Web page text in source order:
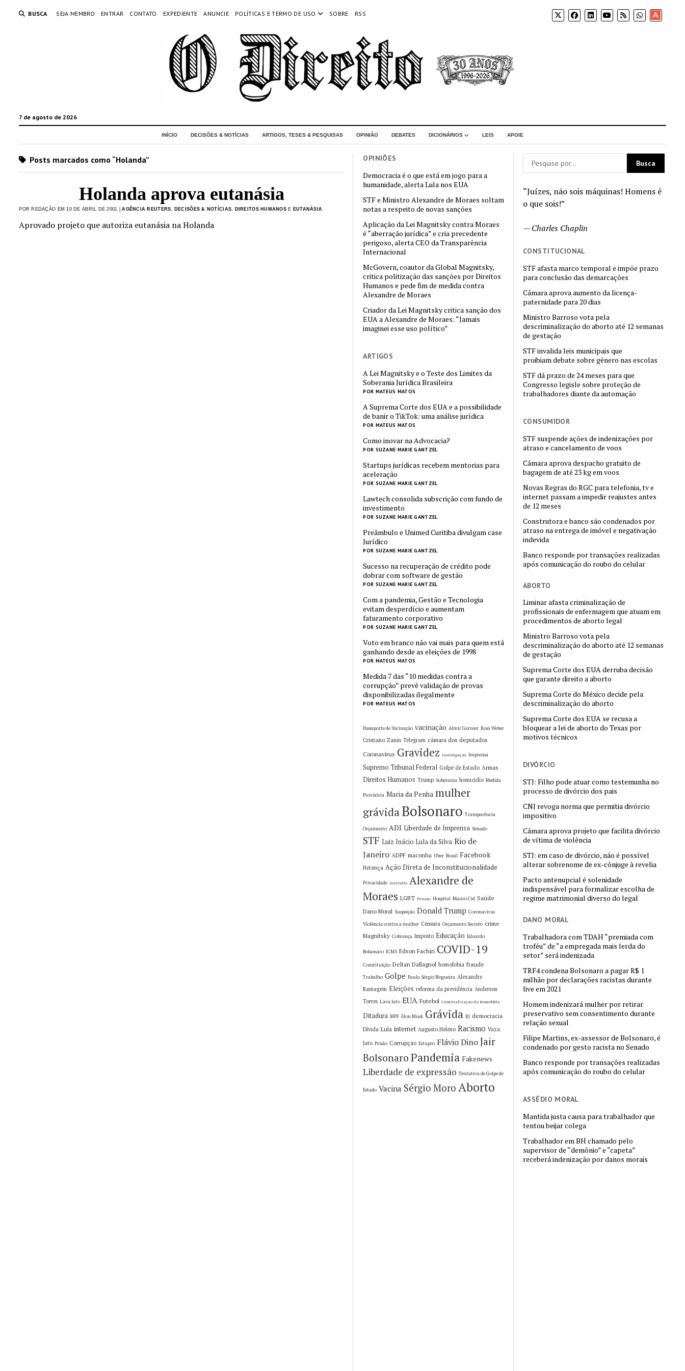
BUSCA SEJA MEMBRO ENTRAR CONTATO EXPEDIENTE ANUNCIE POLÍTICAS E TERMO DE USO SOBRE RSS
Apoia-
se
7 de agosto de 2026
INÍCIO DECISÕES & NOTÍCIAS ARTIGOS, TESES & PESQUISAS OPINIÃO DEBATES DICIONÁRIOS LEIS APOIE
“Juízes, não sois máquinas! Homens é
o que sois!”
— Charles Chaplin
CONSTITUCIONAL
STF afasta marco temporal e impõe prazo
para conclusão das demarcações
Câmara aprova aumento da licença-
paternidade para 20 dias
Ministro Barroso vota pela
descriminalização do aborto até 12 semanas
de gestação
STF invalida leis municipais que
proibiam debate sobre gênero nas escolas
STF dá prazo de 24 meses para que
Congresso legisle sobre proteção de
trabalhadores diante da automação
CONSUMIDOR
STF suspende ações de indenizações por
atraso e cancelamento de voos
Câmara aprova despacho gratuito de
bagagem de até 23 kg em voos
Novas Regras do RGC para telefonia, tv e
internet passam a impedir reajustes antes
de 12 meses
Construtora e banco são condenados por
atraso na entrega de imóvel e negativação
indevida
Banco responde por transações realizadas
após comunicação do roubo do celular
ABORTO
Liminar afasta criminalização de
profissionais de enfermagem que atuam em
procedimentos de aborto legal
Ministro Barroso vota pela
descriminalização do aborto até 12 semanas
de gestação
Suprema Corte dos EUA derruba decisão
que garante direito a aborto
Suprema Corte do México decide pela
descriminalização do aborto
Suprema Corte dos EUA se recusa a
bloquear a lei de aborto do Texas por
motivos técnicos
DIVÓRCIO
STJ: Filho pode atuar como testemunha no
processo de divórcio dos pais
CNJ revoga norma que permitia divórcio
impositivo
Câmara aprova projeto que facilita divórcio
de vítima de violência
STJ: em caso de divórcio, não é possível
alterar sobrenome de ex-cônjuge à revelia
Pacto antenupcial é solenidade
indispensável para formalizar escolha de
regime matrimonial diverso do legal
DANO MORAL
Trabalhadora com TDAH “premiada com
troféu” de “a empregada mais lerda do
setor” será indenizada
TRF4 condena Bolsonaro a pagar R$ 1
milhão por declarações racistas durante
live em 2021
Homem indenizará mulher por retirar
preservativo sem consentimento durante
relação sexual
Filipe Martins, ex-assessor de Bolsonaro, é
condenado por gesto racista no Senado
Banco responde por transações realizadas
após comunicação do roubo do celular
ASSÉDIO MORAL
Mantida justa causa para trabalhador que
tentou beijar colega
Trabalhador em BH chamado pelo
supervisor de “demônio” e “capeta”
receberá indenização por danos morais
Posts marcados como “Holanda”
Holanda aprova eutanásia
POR REDAÇÃO EM 10 DE ABRIL DE 2001 |AGÊNCIA REUTERS, DECISÕES & NOTÍCIAS, DIREITOS HUMANOSE EUTANÁSIA
Aprovado projeto que autoriza eutanásia na Holanda
OPINIÕES
Democracia é o que está em jogo para a
humanidade, alerta Lula nos EUA
STF e Ministro Alexandre de Moraes soltam
notas a respeito de novas sanções
Aplicação da Lei Magnitsky contra Moraes
é “aberração jurídica” e cria precedente
perigoso, alerta CEO da Transparência
Internacional
McGovern, coautor da Global Magnitsky,
critica politização das sanções por Direitos
Humanos e pede fim de medida contra
Alexandre de Moraes
Criador da Lei Magnitsky critica sanção dos
EUA a Alexandre de Moraes: “Jamais
imaginei esse uso político”
ARTIGOS
A Lei Magnitsky e o Teste dos Limites da
Soberania Jurídica Brasileira
POR MATEUS MATOS
A Suprema Corte dos EUA e a possibilidade
de banir o TikTok: uma análise jurídica
POR MATEUS MATOS
Como inovar na Advocacia?
POR SUZANE MARIE GANTZEL
Startups jurídicas recebem mentorias para
aceleração
POR SUZANE MARIE GANTZEL
Lawtech consolida subscrição com fundo de
investimento
POR SUZANE MARIE GANTZEL
Preâmbulo e Unimed Curitiba divulgam case
Jurídico
POR SUZANE MARIE GANTZEL
Sucesso na recuperação de crédito pode
dobrar com software de gestão
POR SUZANE MARIE GANTZEL
Com a pandemia, Gestão e Tecnologia
evitam desperdício e aumentam
faturamento corporativo
POR SUZANE MARIE GANTZEL
Voto em branco não vai mais para quem está
ganhando desde as eleições de 1998
POR MATEUS MATOS
Medida 7 das “10 medidas contra a
corrupção” prevê validação de provas
disponibilizadas ilegalmente
POR MATEUS MATOS
Passaporte de Vacinação vacinação Almir Garnier Rosa Weber
Cristiano Zanin Telegram câmara dos deputados
Coronavírus Gravidez investigação Imprensa
Supremo Tribunal Federal Golpe de Estado Armas
Direitos Humanos Trump Soberania homicídio Medida
Provisória Maria da Penha mulher
grávida Bolsonaro Transparência
Orçamento ADI Liberdade de Imprensa Senado
STF Luiz Inácio Lula da Silva Rio de
Janeiro ADPF maconha Uber Brasil Facebook
Herança Ação Direta de Inconstitucionalidade
Privacidade Incêndio Alexandre de
Moraes LGBT Pensão Hospital Mauro Cid Saúde
Dano Moral Suspeição Donald Trump Coronavirus
Violência contra a mulher Censura Orçamento Secreto crime
Magnitsky Cobrança Imposto Educação Eduardo
Bolsonaro ICMS Edson Fachin COVID-19
Constituição Deltan Dallagnol homofobia fraude
Trabalho Golpe Paulo Sérgio Nogueira Alexandre
Ramagem Eleições reforma da previdência Anderson
Torres Lava Jato EUA Futebol Criminalização da Homofobia
Ditadura MPF Elon Musk Grávida RJ democracia
Dívida Lula internet Augusto Heleno Racismo Vaza
Jato Prisão Corrupção Estupro Flávio DinoJair
Bolsonaro Pandemia Fakenews
Liberdade de expressão Tentativa de Golpe de
Estado Vacina Sérgio Moro Aborto